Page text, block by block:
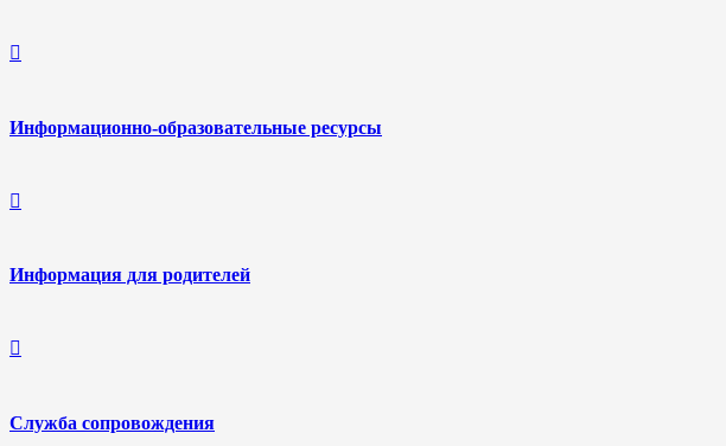
Информационно-образовательные ресурсы
Информация для родителей
Служба сопровождения